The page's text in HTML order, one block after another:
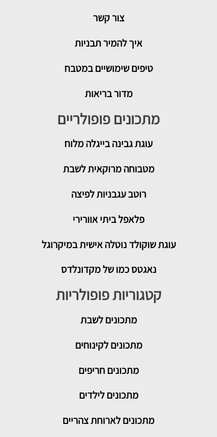
צור קשר
איך להמיר תבניות
טיפים שימושיים במטבח
מדור בריאות
מתכונים פופולריים
עוגת גבינה בייגלה מלוח
מטבוחה מרוקאית לשבת
רוטב עגבניות לפיצה
פלאפל ביתי אוורירי
עוגת שוקולד נוטלה אישית במיקרוגל
נאגטס כמו של מקדונלדס
קטגוריות פופולריות
מתכוניםלשבת
מתכונים לקינוחים
מתכונים חריפים
מתכונים לילדים
מתכונים לארוחת צהריים